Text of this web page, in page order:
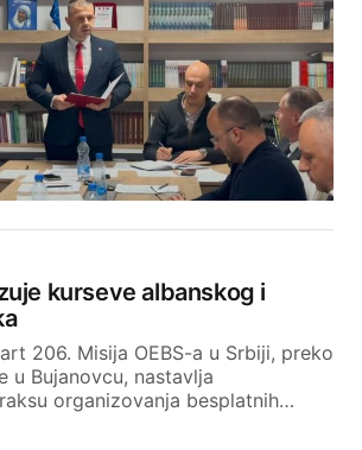
kurseve albanskog i
206. Misija OEBS-a u Srbiji, preko
u Bujanovcu, nastavlja
organizovanja besplatnih…